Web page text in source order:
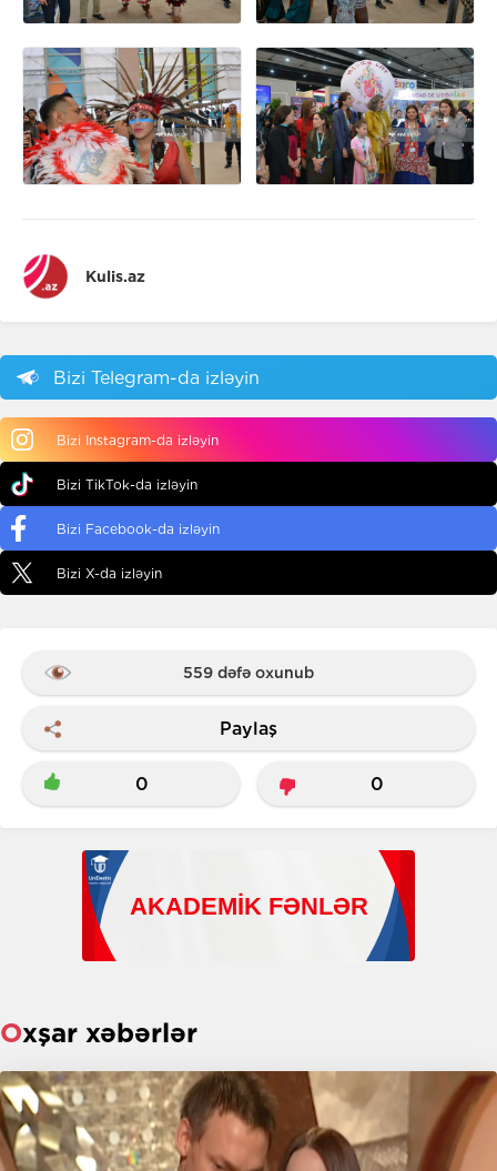
Kulis.az
Bizi Telegram-da izləyin
Bizi Instagram-da izləyin
Bizi TikTok-da izləyin
Bizi Facebook-da izləyin
Bizi X-da izləyin
559 dəfə oxunub
Paylaş
0 0
Oxşar xəbərlər